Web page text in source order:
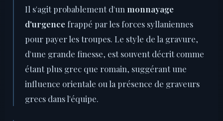
Il s'agit probablement d'un monnayage
d'urgence frappé par les forces syllaniennes
pour payer les troupes. Le style de la gravure,
d'une grande finesse, est souvent décrit comme
étant plus grec que romain, suggérant une
influence orientale ou la présence de graveurs
grecs dans l'équipe.